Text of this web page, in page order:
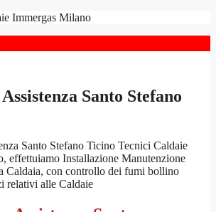
Immergas Milano
Santo Stefano
Santo Stefano Ticino Tecnici Caldaie
effettuiamo Installazione Manutenzione
Caldaia, con controllo dei fumi bollino
relativi alle Caldaie